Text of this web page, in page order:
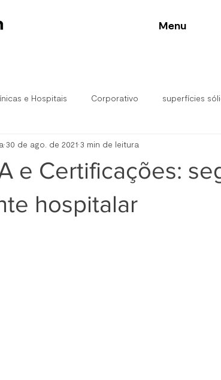
Menu
e Hospitais Corporativo superfícies
Hospitalar
e Certificações:
hospitalar
30 de ago. de 2021 3 min de leitura